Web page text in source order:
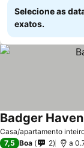
Selecione as
exatos.
Casa/apartamento
Badger
7,5 Boa 2 a